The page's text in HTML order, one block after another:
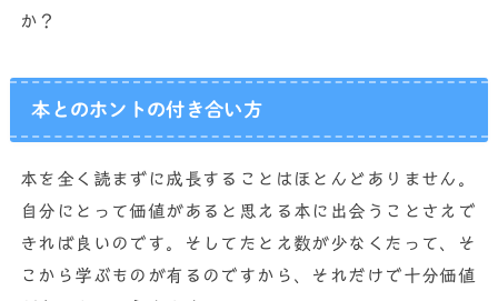
か？
本とのホントの付き合い方
本を全く読まずに成長することはほとんどありません。
自分にとって価値があると思える本に出会うことさえで
きれば良いのです。そしてたとえ数が少なくたって、そ
こから学ぶものが有るのですから、それだけで十分価値